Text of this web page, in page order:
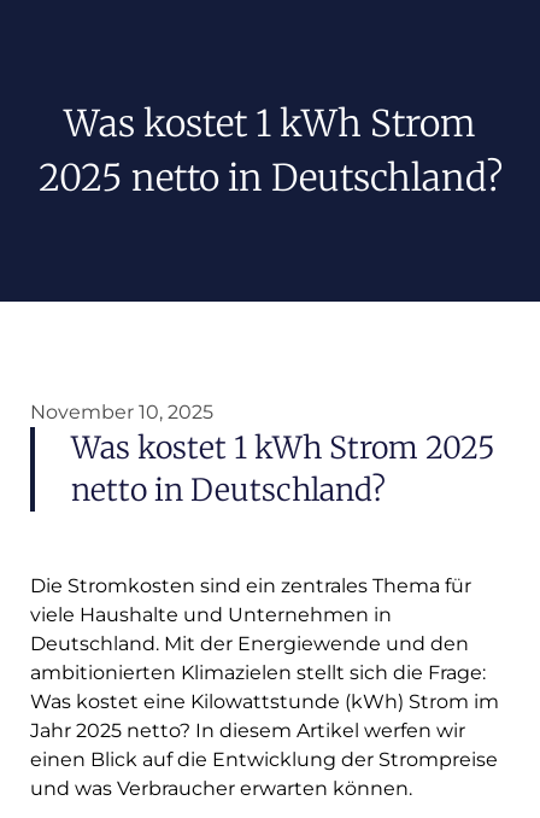
Was kostet 1 kWh Strom
2025 netto in Deutschland?
November 10, 2025
Was kostet 1 kWh Strom 2025
netto in Deutschland?
Die Stromkosten sind ein zentrales Thema für
viele Haushalte und Unternehmen in
Deutschland. Mit der Energiewende und den
ambitionierten Klimazielen stellt sich die Frage:
Was kostet eine Kilowattstunde (kWh) Strom im
Jahr 2025 netto? In diesem Artikel werfen wir
einen Blick auf die Entwicklung der Strompreise
und was Verbraucher erwarten können.